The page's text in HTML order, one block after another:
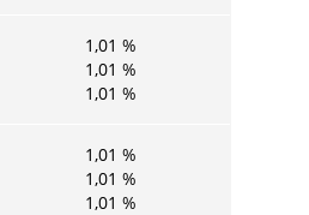
1,01 %
1,01 %
1,01 %
1,01 %
1,01 %
1,01 %